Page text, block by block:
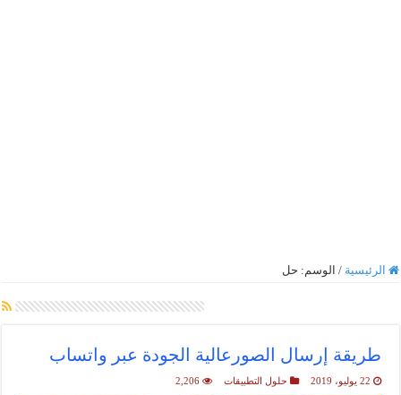
الرئيسية / الوسم: حل
طريقة إرسال الصورعالية الجودة عبر واتساب
22 يوليو، 2019 حلول التطبيقات 2,206